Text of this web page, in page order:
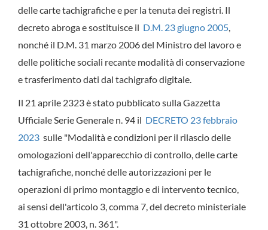
delle carte tachigrafiche e per la tenuta dei registri. Il
decreto abroga e sostituisce il D.M. 23 giugno 2005,
nonché il D.M. 31 marzo 2006 del Ministro del lavoro e
delle politiche sociali recante modalità di conservazione
e trasferimento dati dal tachigrafo digitale.
Il 21 aprile 2323 è stato pubblicato sulla Gazzetta
Ufficiale Serie Generale n. 94 il DECRETO 23 febbraio
2023 sulle "Modalità e condizioni per il rilascio delle
omologazioni dell'apparecchio di controllo, delle carte
tachigrafiche, nonché delle autorizzazioni per le
operazioni di primo montaggio e di intervento tecnico,
ai sensi dell'articolo 3, comma 7, del decreto ministeriale
31 ottobre 2003, n. 361".